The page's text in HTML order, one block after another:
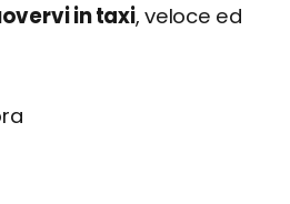
in taxi, veloce ed